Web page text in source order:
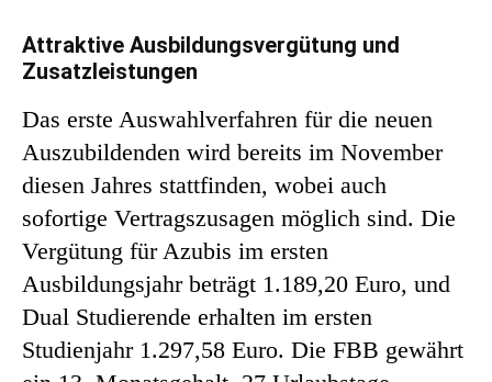
Attraktive Ausbildungsvergütung und
Zusatzleistungen
Das erste Auswahlverfahren für die neuen
Auszubildenden wird bereits im November
diesen Jahres stattfinden, wobei auch
sofortige Vertragszusagen möglich sind. Die
Vergütung für Azubis im ersten
Ausbildungsjahr beträgt 1.189,20 Euro, und
Dual Studierende erhalten im ersten
Studienjahr 1.297,58 Euro. Die FBB gewährt